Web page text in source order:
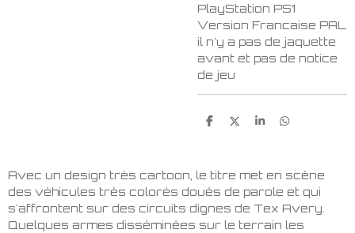
PlayStation PS1
Version Francaise PAL
il n'y a pas de jaquette
avant et pas de notice
de jeu
P
a
g
e
P
g
e
P
a
g
e
r
P
g
e
r
Avec un design très cartoon, le titre met en scène
des véhicules très colorés doués de parole et qui
s'affrontent sur des circuits dignes de Tex Avery.
Quelques armes disséminées sur le terrain les